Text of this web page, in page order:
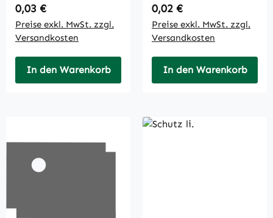
Regulärer Preis:
0,03 €
Preise exkl. MwSt. zzgl.
Versandkosten
In den Warenkorb
Regulärer Preis:
0,02 €
Preise exkl. MwSt. zzgl.
Versandkosten
In den Warenkorb